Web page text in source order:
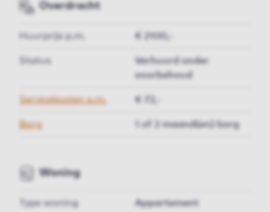
Overdracht
Huurprijs p.m. € 2100,-
Status
Verhuurd onder
voorbehoud
Servicekosten p.m. € 72,-
Borg 1 of 2 maand(en) borg
Woning
Type woning Appartement